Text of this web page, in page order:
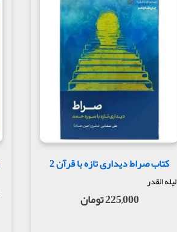
کتاب صراط دیداری تازه با قرآن 2
لیله القدر
225,000 تومان